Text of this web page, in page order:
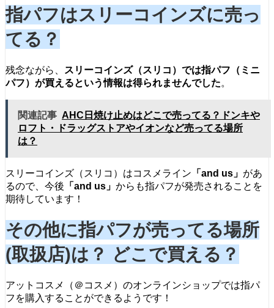
指パフはスリーコインズに売っ
てる？
残念ながら、
スリーコインズ（スリコ）では指パフ（ミニ
パフ）が買えるという情報は得られませんでした。
関連記事 AHC日焼け止めはどこで売ってる？ドンキや
ロフト・ドラッグストアやイオンなど売ってる場所
は？
スリーコインズ（スリコ）はコスメライン 「and us」 があ
るので、今後 「and us」 からも指パフが発売されることを
期待しています！
その他に指パフが売ってる場所
(取扱店)は？ どこで買える？
アットコスメ（＠コスメ）のオンラインショップでは指パ
フを購入することができるようです！